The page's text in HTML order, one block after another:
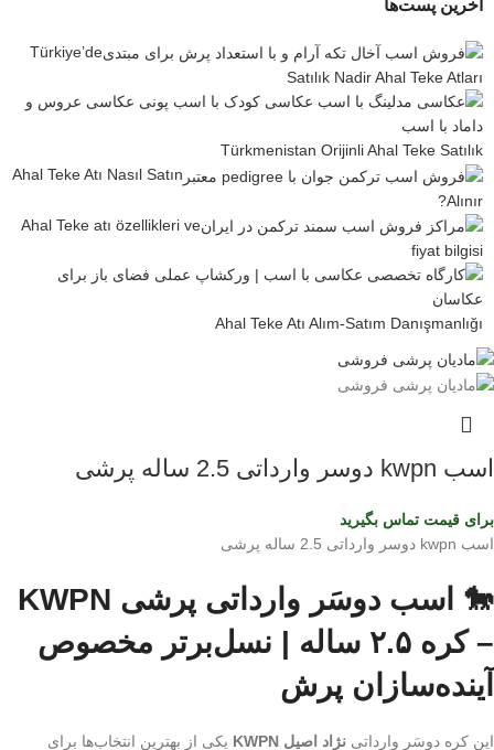
آخرین پست‌ها
Türkiye’de
Satılık Nadir Ahal Teke Atları
Türkmenistan Orijinli Ahal Teke Satılık
Ahal Teke Atı Nasıl Satın
Alınır?
Ahal Teke atı özellikleri ve
fiyat bilgisi
Ahal Teke Atı Alım-Satım Danışmanlığı
اسب kwpn دوسر وارداتی 2.5 ساله پرشی
برای قیمت تماس بگیرید
اسب kwpn دوسر وارداتی 2.5 ساله پرشی
🐎 اسب دوسَر وارداتی پرشی KWPN
– کره ۲.۵ ساله | نسل‌برتر مخصوص
آینده‌سازان پرش
این کره دوسَر وارداتی نژاد اصیل KWPN یکی از بهترین انتخاب‌ها برای